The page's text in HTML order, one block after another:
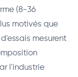
(8-36
motivés que
mesurent
l'industrie